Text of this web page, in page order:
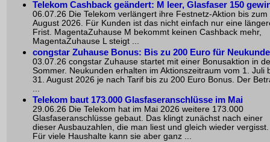
Telekom Cashback geändert: M leer, Glasfaser 150
06.07.26 Die Telekom verlängert ihre Festnetz-Aktion bis zum
August 2026. Für Kunden ist das nicht einfach nur eine
Frist. MagentaZuhause M bekommt keinen Cashback mehr,
MagentaZuhause L steigt ...
congstar Zuhause Bonus: Bis zu 200 Euro für
03.07.26 congstar Zuhause startet mit einer Bonusaktion in
Sommer. Neukunden erhalten im Aktionszeitraum vom 1. Juli
31. August 2026 je nach Tarif bis zu 200 Euro Bonus. Der
...
Telekom baut 173.000 Glasfaseranschlüsse im Mai
29.06.26 Die Telekom hat im Mai 2026 weitere 173.000
Glasfaseranschlüsse gebaut. Das klingt zunächst nach einer
dieser Ausbauzahlen, die man liest und gleich wieder vergisst.
Für viele Haushalte kann sie aber ganz ...